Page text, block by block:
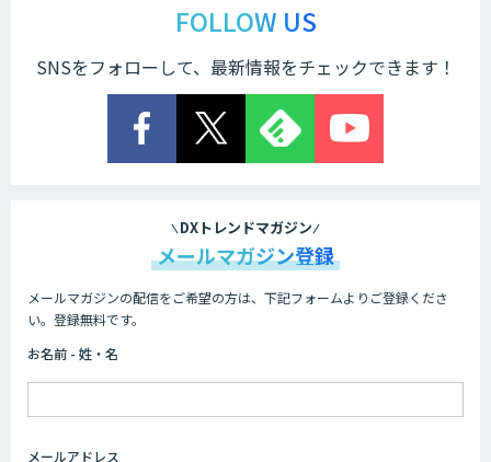
ジェント開発
Explaza 生成AI Partner｜AIエージェン
「業務AIプロ」
Dify開発支援
FOLLOW US
SNSをフォローして、最新情報をチェックできます！
DXトレンドマガジン
メールマガジン登録
メールマガジンの配信をご希望の方は、下記フォームよりご登録くださ
い。登録無料です。
お名前 - 姓・名
メールアドレス